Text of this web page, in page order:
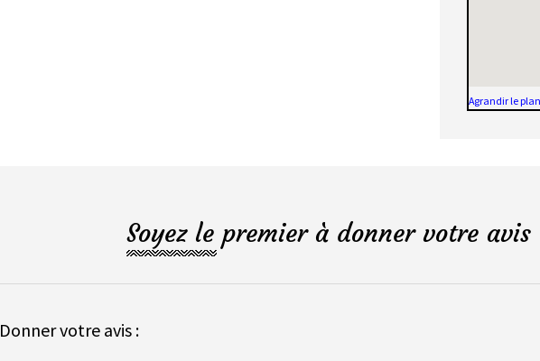
Agrandir le plan
Soyez le premier à donner votre
Donner votre avis :